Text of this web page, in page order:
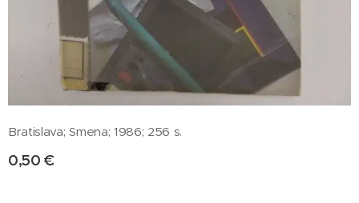
Bratislava; Smena; 1986; 256 s.
0,50 €